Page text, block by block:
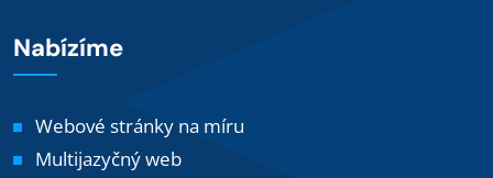
Nabízíme
Webové stránky na míru
Multijazyčný web